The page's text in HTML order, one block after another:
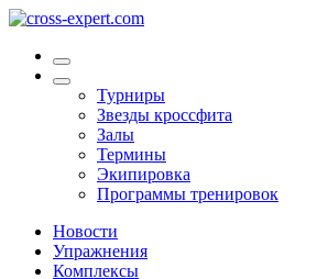
Турниры
Звезды кроссфита
Залы
Термины
Экипировка
Программы тренировок
Новости
Упражнения
Комплексы